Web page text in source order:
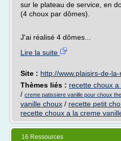
sur le plateau de service, en
(4 choux par dômes).
J'ai réalisé 4 dômes...
Lire la suite
Site : http://www.plaisirs-de-
Thèmes liés : recette choux
/ creme patissiere vanille pour choux
vanille choux / recette petit
recette choux a la creme
16 Ressources